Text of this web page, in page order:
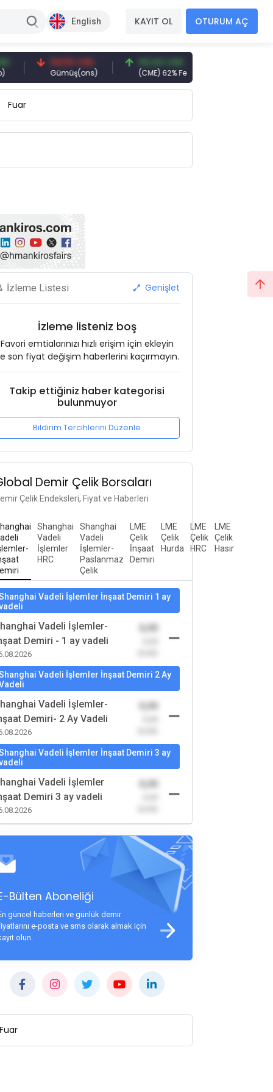
English KAYIT OL OTURUM AÇ
94,50 USD
Gümüş(ons)
94,44 USD
(CME) 62% Fe
Fuar
İzleme Listesi Genişlet
İzleme listeniz boş
Favori emtialarınızı hızlı erişim için ekleyin
son fiyat değişim haberlerini kaçırmayın.
Takip ettiğiniz haber kategorisi
bulunmuyor
Bildirim Tercihlerini Düzenle
Demir Çelik Borsaları
Çelik Endeksleri, Fiyat ve Haberleri
Shanghai
Vadeli
İşlemler
HRC
Shanghai
Vadeli
İşlemler-
Paslanmaz
Çelik
LME
Çelik
İnşaat
Demiri
LME
Çelik
Hurda
LME
Çelik
HRC
LME
Çelik
Hasır
Vadeli İşlemler İnşaat Demiri 1 ay
Vadeli İşlemler-
Demiri - 1 ay vadeli
0,00
Vadeli İşlemler İnşaat Demiri 2 Ay
Vadeli İşlemler-
Demiri- 2 Ay Vadeli
0,00
Vadeli İşlemler İnşaat Demiri 3 ay
Vadeli İşlemler
Demiri 3 ay vadeli
0,00
Bülten Aboneliği
güncel haberleri ve günlük demir
e-posta ve sms olarak almak için
olun.
Fuar